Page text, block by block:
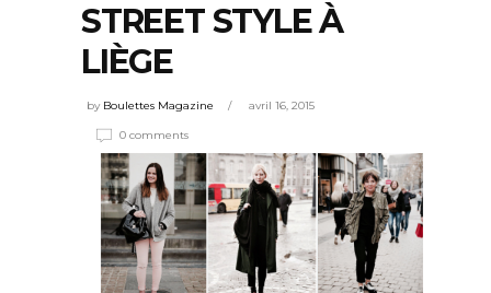
STREET STYLE À
LIÈGE
by Boulettes Magazine avril 16, 2015
0 comments